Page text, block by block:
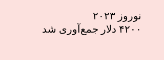
نوروز ۲۰۲۳
۴۲۰۰ دلار جمع‌آوری شد